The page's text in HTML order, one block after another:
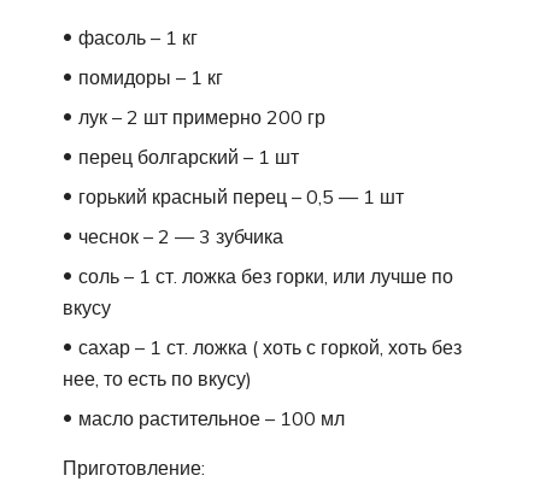
фасоль – 1 кг
помидоры – 1 кг
лук – 2 шт примерно 200 гр
перец болгарский – 1 шт
горький красный перец – 0,5 — 1 шт
чеснок – 2 — 3 зубчика
соль – 1 ст. ложка без горки, или лучше по
вкусу
сахар – 1 ст. ложка ( хоть с горкой, хоть без
нее, то есть по вкусу)
масло растительное – 100 мл
Приготовление: